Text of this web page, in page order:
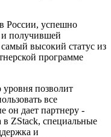
России, успешно
получившей
высокий статус из
программе
уровня позволит
все
он дает партнеру -
в ZStack, специальные
и